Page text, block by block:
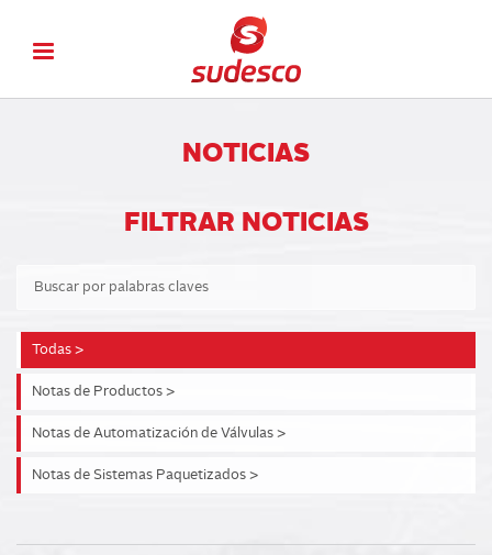
NOTICIAS
FILTRAR NOTICIAS
Todas >
Notas de Productos >
Notas de Automatización de Válvulas >
Notas de Sistemas Paquetizados >